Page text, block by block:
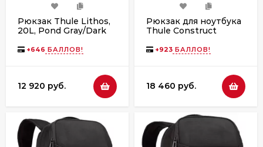
Рюкзак Thule Lithos,
20L, Pond Gray/Dark
+646 БАЛЛОВ!
12 920 руб.
Рюкзак для ноутбука
Thule Construct
Blue
+923 БАЛЛОВ!
18 460 руб.